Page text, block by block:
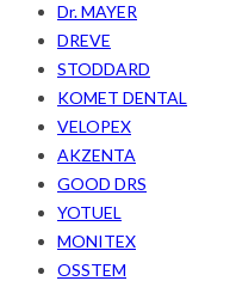
Dr. MAYER
DREVE
STODDARD
KOMET DENTAL
VELOPEX
AKZENTA
GOOD DRS
YOTUEL
MONITEX
OSSTEM